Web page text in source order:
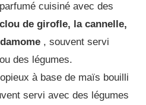
cuisiné avec des
de girofle, la cannelle,
, souvent servi
des légumes.
à base de maïs bouilli
servi avec des légumes